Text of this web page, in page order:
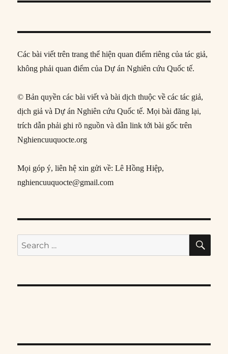
Các bài viết trên trang thể hiện quan điểm riêng của tác giả,
không phải quan điểm của Dự án Nghiên cứu Quốc tế.
© Bản quyền các bài viết và bài dịch thuộc về các tác giả,
dịch giả và Dự án Nghiên cứu Quốc tế. Mọi bài đăng lại,
trích dẫn phải ghi rõ nguồn và dẫn link tới bài gốc trên
Nghiencuuquocte.org
Mọi góp ý, liên hệ xin gửi về: Lê Hồng Hiệp,
nghiencuuquocte@gmail.com
Search
for: